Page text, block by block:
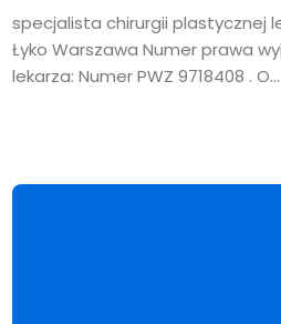
specjalista chirurgii plastycznej
Łyko Warszawa Numer prawa
lekarza: Numer PWZ 9718408 . O...